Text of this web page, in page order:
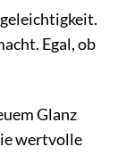
Egal, ob
Glanz
wertvolle